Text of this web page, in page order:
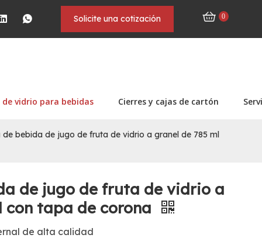
Solicite una cotización 0
vidrio para bebidas Cierres y cajas de cartón
de bebida de jugo de fruta de vidrio a granel de 785 ml
de jugo de fruta de vidrio a
con tapa de corona
de alta calidad